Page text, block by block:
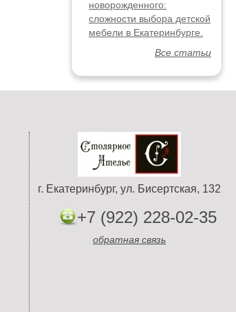
новорожденного:
сложности выбора детской
мебели в Екатеринбурге.
Все статьи
г. Екатеринбург, ул. Бисертская, 132
+7 (922) 228-02-35
обратная связь